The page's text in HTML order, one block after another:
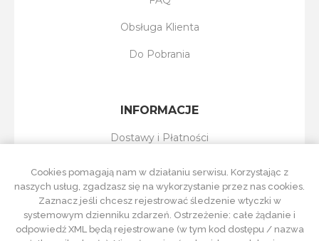
Obsługa Klienta
Do Pobrania
INFORMACJE
Dostawy i Płatności
Regulamin Sklepu
Polityka Prywatności
Cookies pomagają nam w działaniu serwisu. Korzystając z
naszych usług, zgadzasz się na wykorzystanie przez nas cookies.
Zaznacz jeśli chcesz rejestrować śledzenie wtyczki w
systemowym dzienniku zdarzeń. Ostrzeżenie: całe żądanie i
odpowiedź XML będą rejestrowane (w tym kod dostępu / nazwa